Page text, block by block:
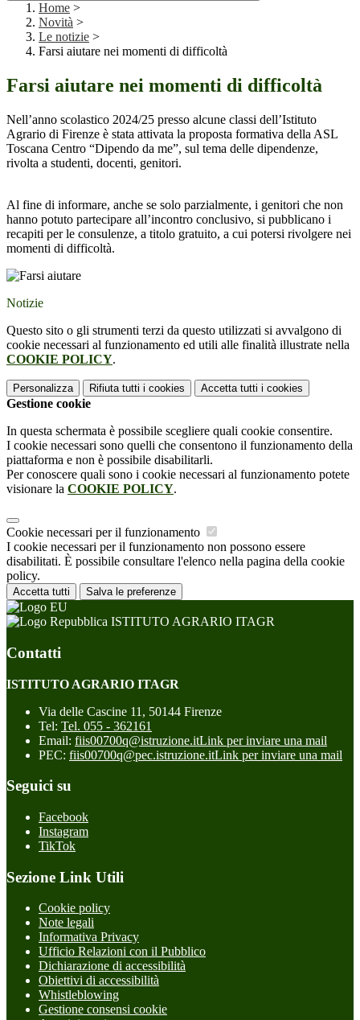
Home >
Novità >
Le notizie >
Farsi aiutare nei momenti di difficoltà
Farsi aiutare nei momenti di difficoltà
Nell’anno scolastico 2024/25 presso alcune classi dell’Istituto
Agrario di Firenze è stata attivata la proposta formativa della ASL
Toscana Centro “Dipendo da me”, sul tema delle dipendenze,
rivolta a studenti, docenti, genitori.
Al fine di informare, anche se solo parzialmente, i genitori che non
hanno potuto partecipare all’incontro conclusivo, si pubblicano i
recapiti per le consulenze, a titolo gratuito, a cui potersi rivolgere nei
momenti di difficoltà.
Notizie
Questo sito o gli strumenti terzi da questo utilizzati si avvalgono di
cookie necessari al funzionamento ed utili alle finalità illustrate nella
COOKIE POLICY.
Personalizza Rifiuta tutti i cookies Accetta tutti i cookies
Gestione cookie
In questa schermata è possibile scegliere quali cookie consentire.
I cookie necessari sono quelli che consentono il funzionamento della
piattaforma e non è possibile disabilitarli.
Per conoscere quali sono i cookie necessari al funzionamento potete
visionare la COOKIE POLICY.
Cookie necessari per il funzionamento
I cookie necessari per il funzionamento non possono essere
disabilitati. È possibile consultare l'elenco nella pagina della cookie
policy.
Accetta tutti Salva le preferenze
ISTITUTO AGRARIO ITAGR
Contatti
ISTITUTO AGRARIO ITAGR
Via delle Cascine 11, 50144 Firenze
Tel: Tel. 055 - 362161
Email: fiis00700q@istruzione.itLink per inviare una mail
PEC: fiis00700q@pec.istruzione.itLink per inviare una mail
Seguici su
Facebook
Instagram
TikTok
Sezione Link Utili
Cookie policy
Note legali
Informativa Privacy
Ufficio Relazioni con il Pubblico
Dichiarazione di accessibilità
Obiettivi di accessibilità
Whistleblowing
Gestione consensi cookie